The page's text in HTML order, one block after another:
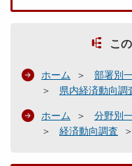
こ
ホーム 部署別
県内経済動向調
ホーム 分野別
経済動向調査